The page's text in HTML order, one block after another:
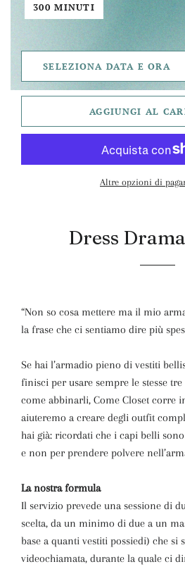
300 MINUTI
SELEZIONA DATA E ORA
AGGIUNGI AL
Altre opzioni di
Dress
“Non so cosa mettere ma il mio
la frase che ci sentiamo dire più
Se hai l’armadio pieno di vestiti
finisci per usare sempre le stesse
come abbinarli, Come Closet corre
aiuteremo a creare degli outfit
hai già: ricordati che i capi belli
e non per prendere polvere
La nostra formula
Il servizio prevede una sessione di
scelta, da un minimo di due a un
base a quanti vestiti possiedi) che si
videochiamata, durante la quale ci